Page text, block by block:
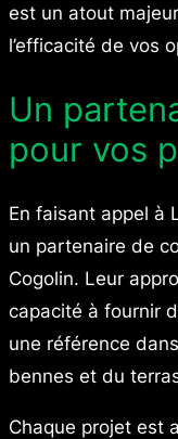
est un atout
l’efficacité de vos
Un
pour vos
En faisant appel à
un partenaire de
Cogolin. Leur
capacité à fournir
une référence
bennes et du
Chaque projet est